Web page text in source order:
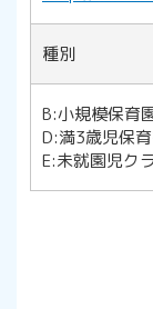
種別
B:小規模保育
D:満3歳児保
E:未就園児ク